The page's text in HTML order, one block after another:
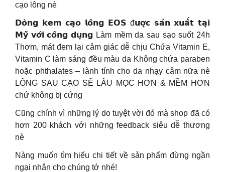
cạo lông nè
𝗗𝗼̀𝗻𝗴 𝗸𝗲𝗺 𝗰𝗮̣𝗼 𝗹𝗼̂𝗻𝗴 𝗘𝗢𝗦 đ𝘂̛𝗼̛̣𝗰 𝘀𝗮̉𝗻 𝘅𝘂𝗮̂́𝘁 𝘁𝗮̣𝗶
𝗠𝘆̃ 𝘃𝗼̛́𝗶 𝗰𝗼̂𝗻𝗴 𝗱𝘂̣𝗻𝗴 Làm mềm da sau sạo suốt 24h
Thơm, mát đem lại cảm giác dễ chịu Chứa Vitamin E,
Vitamin C làm sáng đều màu da Không chứa paraben
hoặc phthalates – lành tính cho da nhạy cảm nữa nè
LÔNG SAU CẠO SẼ LÂU MỌC HƠN & MỀM HƠN
chứ không bị cứng
Cũng chính vì những lý do tuyệt vời đó mà shop đã có
hơn 200 khách với những feedback siêu dễ thương
nè
Nàng muốn tìm hiểu chi tiết về sản phẩm đừng ngần
ngại nhắn cho chúng tớ nhé!